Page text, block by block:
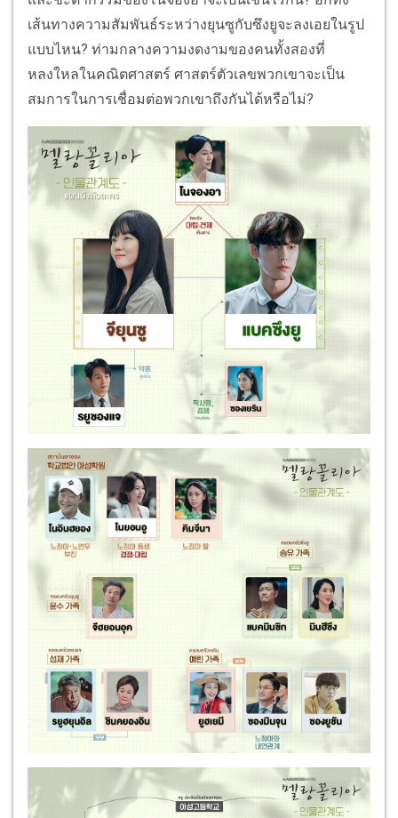
เส้นทางความสัมพันธ์ระหว่างยุนซูกับซึงยูจะลงเอยในรูป
แบบไหน? ท่ามกลางความงดงามของคนทั้งสองที่
หลงใหลในคณิตศาสตร์ ศาสตร์ตัวเลขพวกเขาจะเป็น
สมการในการเชื่อมต่อพวกเขาถึงกันได้หรือไม่?